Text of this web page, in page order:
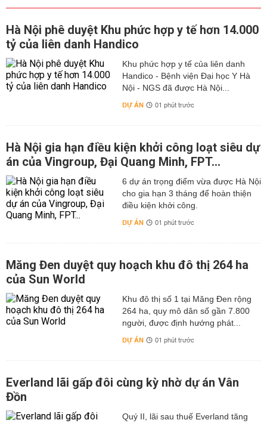
Hà Nội phê duyệt Khu phức hợp y tế hơn 14.000
tỷ của liên danh Handico
Khu phức hợp y tế của liên danh
Handico - Bệnh viện Đại học Y Hà
Nội - NGS đã được Hà Nội...
DỰ ÁN 01 phút trước
Hà Nội gia hạn điều kiện khởi công loạt siêu dự
án của Vingroup, Đại Quang Minh, FPT...
6 dự án trọng điểm vừa được Hà Nội
cho gia hạn 3 tháng để hoàn thiện
điều kiện khởi công.
DỰ ÁN 01 phút trước
Măng Đen duyệt quy hoạch khu đô thị 264 ha
của Sun World
Khu đô thị số 1 tại Măng Đen rộng
264 ha, quy mô dân số gần 7.800
người, được định hướng phát...
DỰ ÁN 01 phút trước
Everland lãi gấp đôi cùng kỳ nhờ dự án Vân
Đồn
Quý II, lãi sau thuế Everland tăng